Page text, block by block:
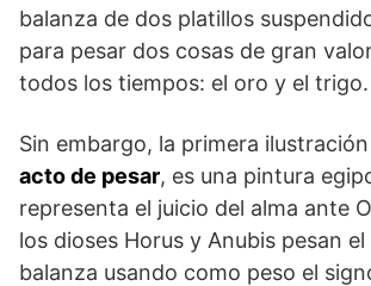
balanza de dos platillos
para pesar dos cosas de gran
todos los tiempos: el oro y el trigo.
Sin embargo, la primera
acto de pesar, es una pintura
representa el juicio del alma ante
los dioses Horus y Anubis pesan el
balanza usando como peso el